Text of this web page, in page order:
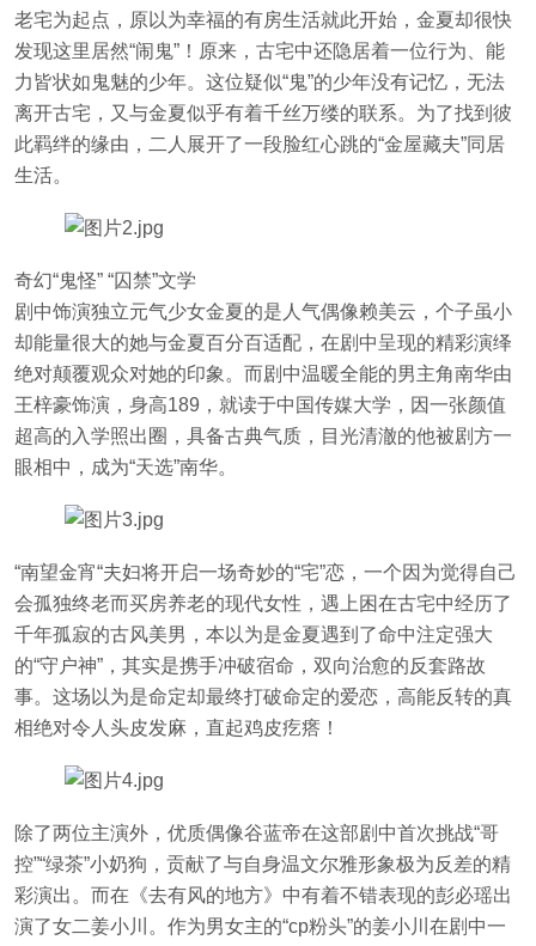
老宅为起点，原以为幸福的有房生活就此开始，金夏却很快
发现这里居然“闹鬼”！原来，古宅中还隐居着一位行为、能
力皆状如鬼魅的少年。这位疑似“鬼”的少年没有记忆，无法
离开古宅，又与金夏似乎有着千丝万缕的联系。为了找到彼
此羁绊的缘由，二人展开了一段脸红心跳的“金屋藏夫”同居
生活。
奇幻“鬼怪” “囚禁”文学
剧中饰演独立元气少女金夏的是人气偶像赖美云，个子虽小
却能量很大的她与金夏百分百适配，在剧中呈现的精彩演绎
绝对颠覆观众对她的印象。而剧中温暖全能的男主角南华由
王梓豪饰演，身高189，就读于中国传媒大学，因一张颜值
超高的入学照出圈，具备古典气质，目光清澈的他被剧方一
眼相中，成为“天选”南华。
“南望金宵“夫妇将开启一场奇妙的“宅”恋，一个因为觉得自己
会孤独终老而买房养老的现代女性，遇上困在古宅中经历了
千年孤寂的古风美男，本以为是金夏遇到了命中注定强大
的“守户神”，其实是携手冲破宿命，双向治愈的反套路故
事。这场以为是命定却最终打破命定的爱恋，高能反转的真
相绝对令人头皮发麻，直起鸡皮疙瘩！
除了两位主演外，优质偶像谷蓝帝在这部剧中首次挑战“哥
控”“绿茶”小奶狗，贡献了与自身温文尔雅形象极为反差的精
彩演出。而在《去有风的地方》中有着不错表现的彭必瑶出
演了女二姜小川。作为男女主的“cp粉头”的姜小川在剧中一